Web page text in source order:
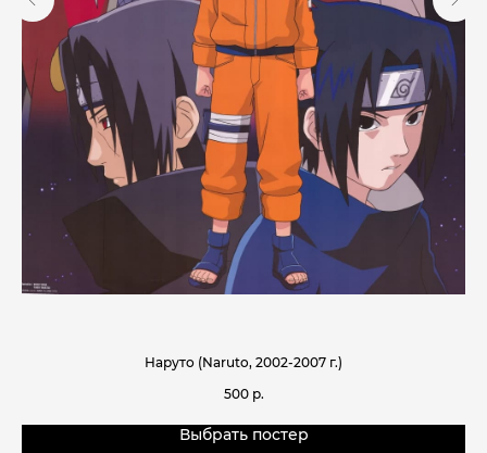
Наруто (Naruto, 2002-2007 г.)
500 р.
Выбрать постер